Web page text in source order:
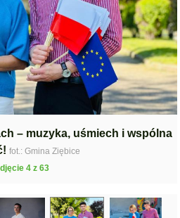
– muzyka, uśmiech i wspólna
fot.: Gmina Ziębice
4 z 63